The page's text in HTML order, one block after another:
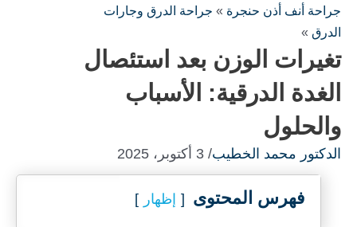
جراحة أنف أذن حنجرة » جراحة الدرق وجارات
الدرق »
تغيرات الوزن بعد استئصال
الغدة الدرقية: الأسباب
والحلول
الدكتور محمد الخطيب/ 3 أكتوبر، 2025
فهرس المحتوى إظهار